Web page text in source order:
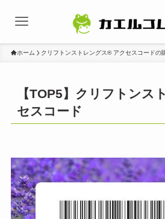
ホーム クリフトンストレングス® アクセスコードの
【TOP5】クリフトンス
セスコード